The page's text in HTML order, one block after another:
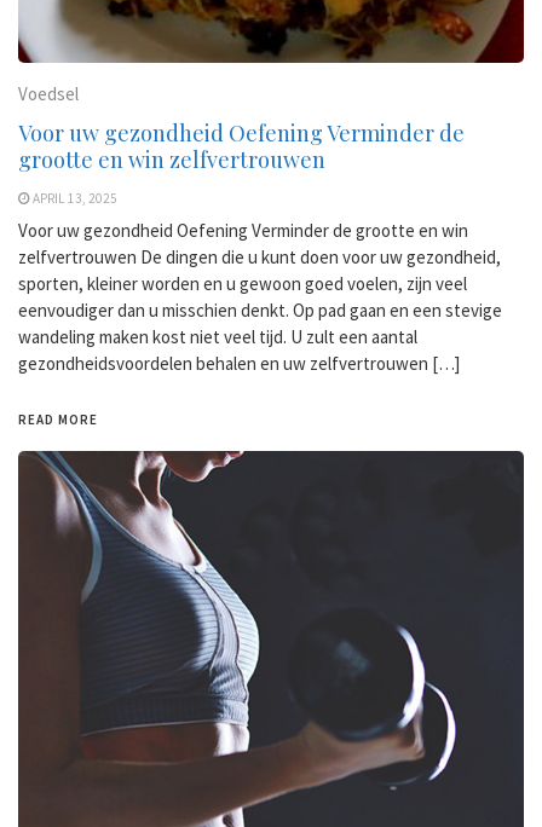
Voedsel
Voor uw gezondheid Oefening Verminder de
grootte en win zelfvertrouwen
APRIL 13, 2025
Voor uw gezondheid Oefening Verminder de grootte en win
zelfvertrouwen De dingen die u kunt doen voor uw gezondheid,
sporten, kleiner worden en u gewoon goed voelen, zijn veel
eenvoudiger dan u misschien denkt. Op pad gaan en een stevige
wandeling maken kost niet veel tijd. U zult een aantal
gezondheidsvoordelen behalen en uw zelfvertrouwen […]
READ MORE